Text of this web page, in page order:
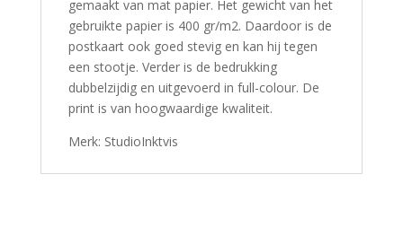
gemaakt van mat papier. Het gewicht van het
gebruikte papier is 400 gr/m2. Daardoor is de
postkaart ook goed stevig en kan hij tegen
een stootje. Verder is de bedrukking
dubbelzijdig en uitgevoerd in full-colour. De
print is van hoogwaardige kwaliteit.
Merk: StudioInktvis